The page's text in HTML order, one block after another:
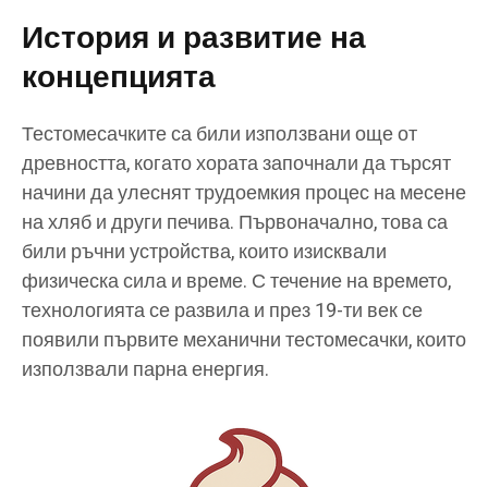
История и развитие на
концепцията
Тестомесачките са били използвани още от
древността, когато хората започнали да търсят
начини да улеснят трудоемкия процес на месене
на хляб и други печива. Първоначално, това са
били ръчни устройства, които изисквали
физическа сила и време. С течение на времето,
технологията се развила и през 19-ти век се
появили първите механични тестомесачки, които
използвали парна енергия.